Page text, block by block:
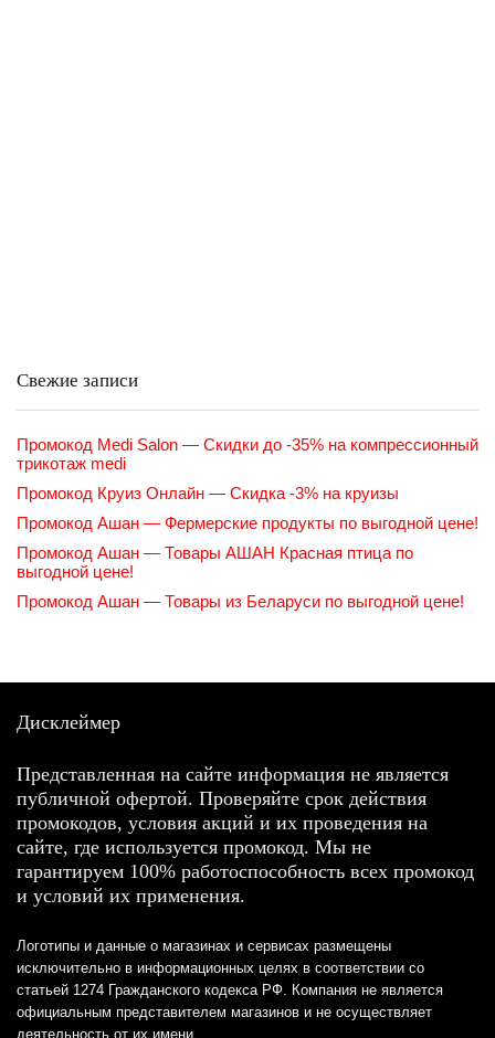
Свежие записи
Промокод Medi Salon — Скидки до -35% на компрессионный
трикотаж medi
Промокод Круиз Онлайн — Скидка -3% на круизы
Промокод Ашан — Фермерские продукты по выгодной цене!
Промокод Ашан — Товары АШАН Красная птица по
выгодной цене!
Промокод Ашан — Товары из Беларуси по выгодной цене!
Дисклеймер
Представленная на сайте информация не является
публичной офертой. Проверяйте срок действия
промокодов, условия акций и их проведения на
сайте, где используется промокод. Мы не
гарантируем 100% работоспособность всех промокод
и условий их применения.
Логотипы и данные о магазинах и сервисах размещены
исключительно в информационных целях в соответствии со
статьей 1274 Гражданского кодекса РФ. Компания не является
официальным представителем магазинов и не осуществляет
деятельность от их имени.